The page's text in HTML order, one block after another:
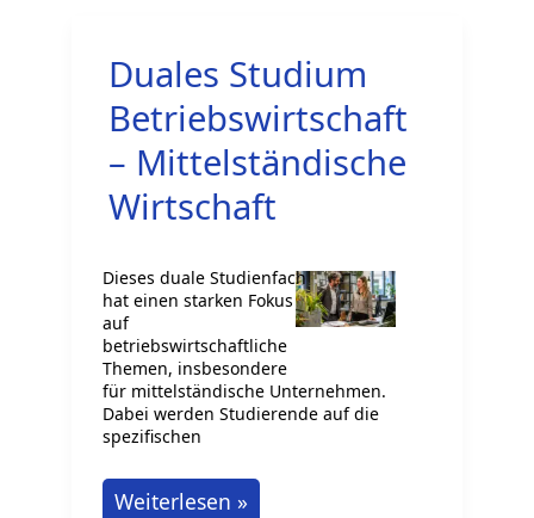
hier?
Duales Studium
Betriebswirtschaft
– Mittelständische
Wirtschaft
Dieses duale Studienfach
hat einen starken Fokus
auf
betriebswirtschaftliche
Themen, insbesondere
für mittelständische Unternehmen.
Dabei werden Studierende auf die
spezifischen
Duales
Weiterlesen »